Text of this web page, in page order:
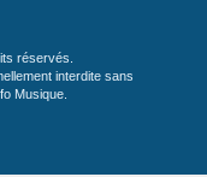
réservés.
interdite sans
Musique.